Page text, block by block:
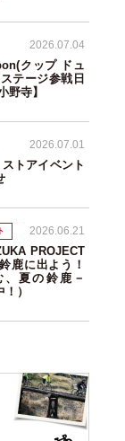
2026.07.04
クップ ドュ
テージ参戦日
野寺】
2026.07.01
ストアイベント
2026.06.21
PROJECT
鹿に出よう！
、夏の鈴鹿－
）